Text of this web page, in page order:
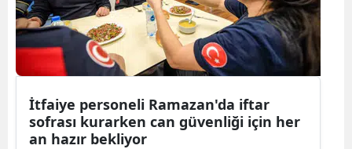
İtfaiye personeli Ramazan'da iftar
sofrası kurarken can güvenliği için her
an hazır bekliyor